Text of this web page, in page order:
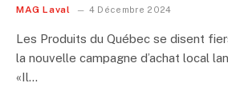
MAG Laval 4 Décembre 2024
Les Produits du Québec se disent
la nouvelle campagne d’achat local
«Il…